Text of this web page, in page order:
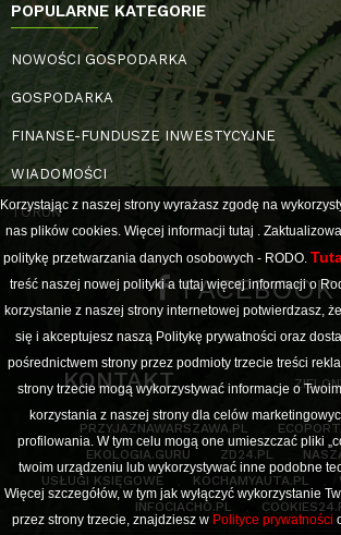
POPULARNE KATEGORIE
NOWOŚCI GOSPODARKA
GOSPODARKA
FINANSE-FUNDUSZE INWESTYCYJNE
WIADOMOŚCI
TORUŃ
FACEBOOK
KONTAKT
PRZYJAZNAWARSZAWA.PL
EKOLOGIA.GURU
ZD24.PL
USŁUGI KSIĘGOWE
KOCHAMYAUTA.PL
INFOCIACHO.PL
Korzystając z naszej strony wyrażasz zgodę na
nas plików cookies. Więcej informacji tutaj .
politykę przetwarzania danych osobowych - RODO.
treść naszej nowej polityki a tutajwięcej informacji o
korzystanie z naszej strony internetowej potwierdzasz,
się i akceptujesz naszą Politykę prywatności oraz
pośrednictwem strony przez podmioty trzecie treści
strony trzecie mogą wykorzystywać informacje o
korzystania z naszej strony dla celów
profilowania. W tym celu mogą one umieszczać pliki
twoim urządzeniu lub wykorzystywać inne podobne
Więcej szczegółów, w tym jak wyłączyć wykorzystanie
przez strony trzecie, znajdziesz w Polityce prywatności